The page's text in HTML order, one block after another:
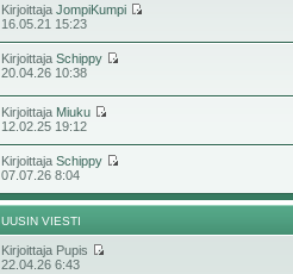
KirjoittajaJompiKumpi
16.05.21 15:23
KirjoittajaSchippy
20.04.26 10:38
Kirjoittaja Miuku
12.02.25 19:12
KirjoittajaSchippy
07.07.26 8:04
UUSIN VIESTI
Kirjoittaja Pupis
22.04.26 6:43